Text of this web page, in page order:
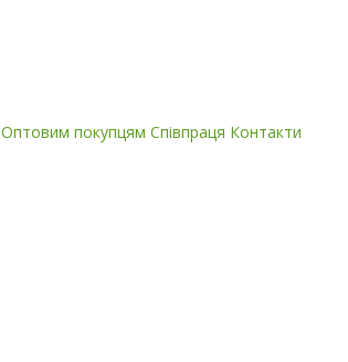
Оптовим покупцям Співпраця Контакти